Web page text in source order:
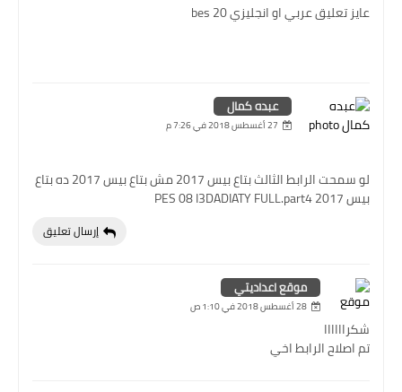
عايز تعليق عربي او انجليزي bes 20
عبده كمال
27 أغسطس 2018 في 7:26 م
لو سمحت الرابط الثالث بتاع بيس 2017 مش بتاع بيس 2017 ده بتاع
بيس 2017 PES 08 I3DADIATY FULL.part4
إرسال تعليق
موقع اعداديتي
28 أغسطس 2018 في 1:10 ص
شكراااااا
تم اصلاح الرابط اخي